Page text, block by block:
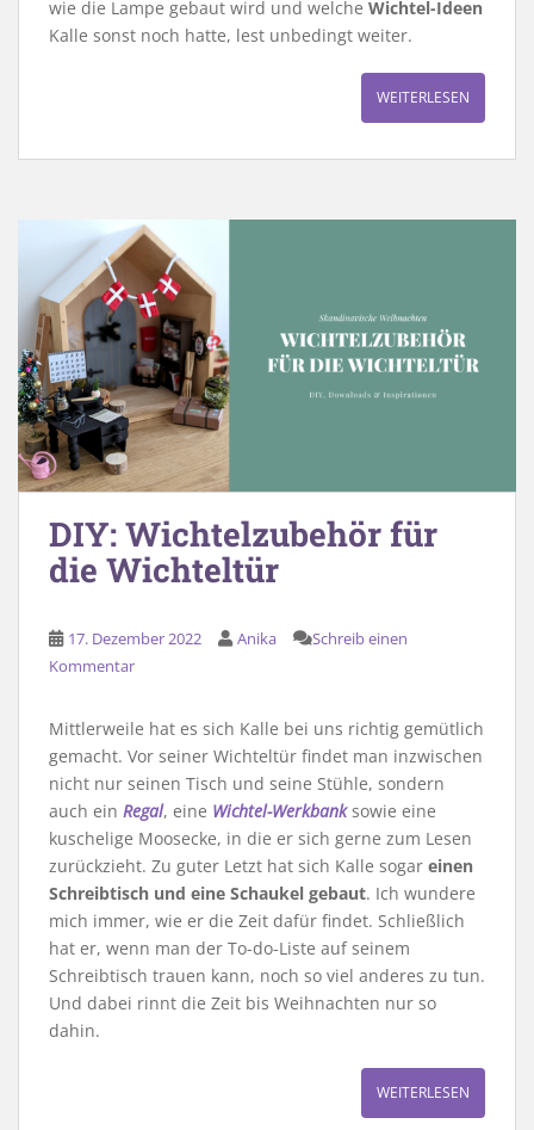
wie die Lampe gebaut wird und welche Wichtel-Ideen
Kalle sonst noch hatte, lest unbedingt weiter.
WEITERLESEN
DIY: Wichtelzubehör für
die Wichteltür
17. Dezember 2022 Anika
Schreib einen
Kommentar
Mittlerweile hat es sich Kalle bei uns richtig gemütlich
gemacht. Vor seiner Wichteltür findet man inzwischen
nicht nur seinen Tisch und seine Stühle, sondern
auch ein Regal, eine Wichtel-Werkbanksowie eine
kuschelige Moosecke, in die er sich gerne zum Lesen
zurückzieht. Zu guter Letzt hat sich Kalle sogar einen
Schreibtisch und eine Schaukel gebaut. Ich wundere
mich immer, wie er die Zeit dafür findet. Schließlich
hat er, wenn man der To-do-Liste auf seinem
Schreibtisch trauen kann, noch so viel anderes zu tun.
Und dabei rinnt die Zeit bis Weihnachten nur so
dahin.
WEITERLESEN